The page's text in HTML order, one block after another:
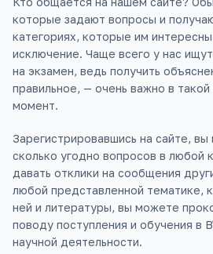
которые задают вопросы и
категориях, которые им
исключение. Чаще всего у нас
на экзамен, ведь получить
правильное, — очень важно в
момент.
Зарегистрировавшись на сайте,
сколько угодно вопросов в любой
давать отклики на сообщения
любой представленной тематике,
ней и литературы, вы можете
поводу поступления и обучения в
научной деятельности.